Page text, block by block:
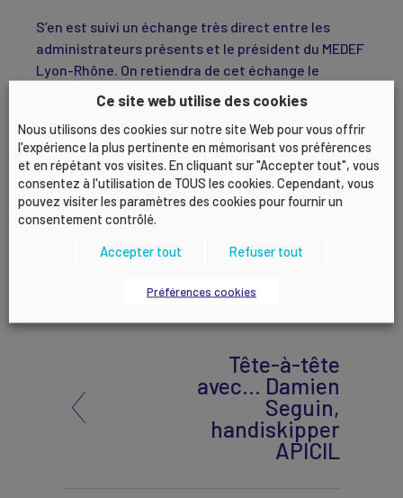
S’en est suivi un échange très direct entre les
administrateurs présents et le président du MEDEF
Lyon-Rhône. On retiendra de cet échange le
souhait des mandataires du MEDEF de mieux
enjeux à venir du groupe APICIL, et la proposition
faite parGilles COURTEIXen retour, de se
retrouver deux fois par an pour échanger sur ces
enjeux, et dessiner ensemble l’avenir du 4 ème
groupe de protection sociale de France.
Accéder à la présentation de Philippe BARRET
Tête-à-tête
avec… Damien
Seguin,
handiskipper
APICIL
Ce site web utilise des cookies
Nous utilisons des cookies sur notre site Web pour vous offrir
l'expérience la plus pertinente en mémorisant vos préférences
et en répétant vos visites. En cliquant sur "Accepter tout", vous
consentez à l'utilisation de TOUS les cookies. Cependant, vous
pouvez visiter les paramètres des cookies pour fournir un
consentement contrôlé.
Accepter tout Refuser tout
Préférences cookies